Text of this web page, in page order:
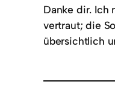
Danke dir. Ich
vertraut; die
übersichtlich